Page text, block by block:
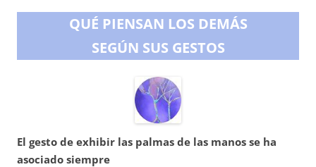
QUÉ PIENSAN LOS DEMÁS
SEGÚN SUS GESTOS
El gesto de exhibir las palmas de las manos se ha
asociado siempre